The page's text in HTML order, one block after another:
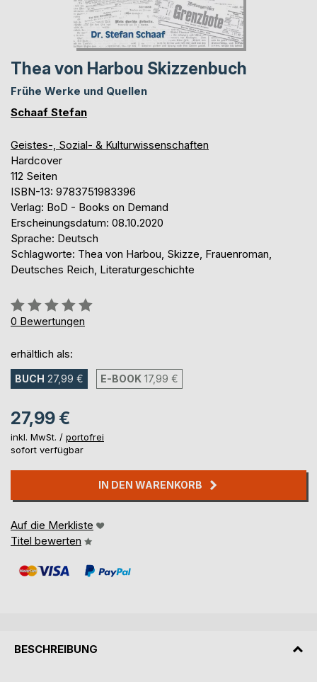
Thea von Harbou Skizzenbuch
Frühe Werke und Quellen
Schaaf Stefan
Geistes-, Sozial- & Kulturwissenschaften
Hardcover
112 Seiten
ISBN-13: 9783751983396
Verlag: BoD - Books on Demand
Erscheinungsdatum: 08.10.2020
Sprache: Deutsch
Schlagworte: Thea von Harbou, Skizze, Frauenroman,
Deutsches Reich, Literaturgeschichte
Bewertung::
0%
0 Bewertungen
erhältlich als:
BUCH 27,99 € E-BOOK 17,99 €
27,99 €
inkl. MwSt. / portofrei
sofort verfügbar
IN DEN WARENKORB
Auf die Merkliste
Titel bewerten
BESCHREIBUNG